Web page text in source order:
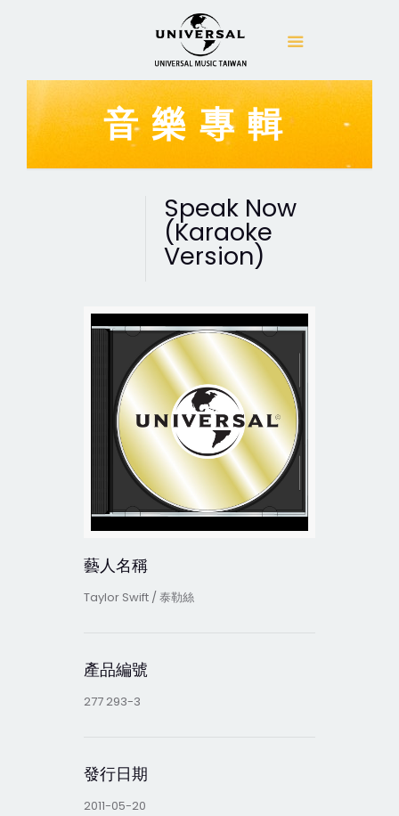
音樂專輯
Speak Now
(Karaoke
Version)
藝人名稱
Taylor Swift / 泰勒絲
產品編號
277 293-3
發行日期
2011-05-20